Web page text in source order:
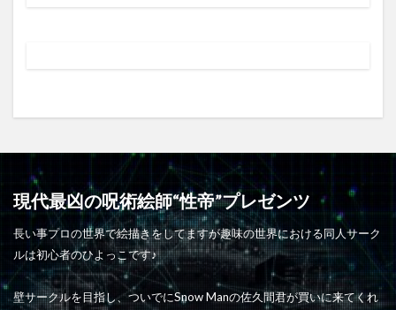
現代最凶の呪術絵師“性帝”プレゼンツ
長い事プロの世界で絵描きをしてますが趣味の世界における同人サーク
ルは初心者のひよっこです♪
壁サークルを目指し、ついでにSnow Manの佐久間君が買いに来てくれ